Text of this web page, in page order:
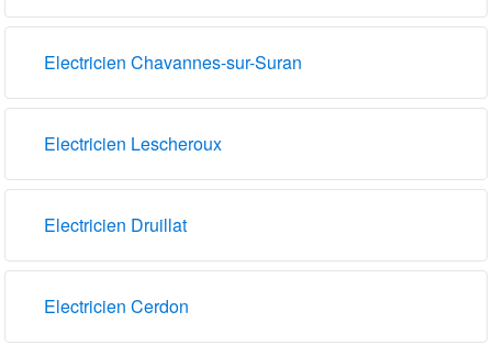
Electricien Chavannes-sur-Suran
Electricien Lescheroux
Electricien Druillat
Electricien Cerdon